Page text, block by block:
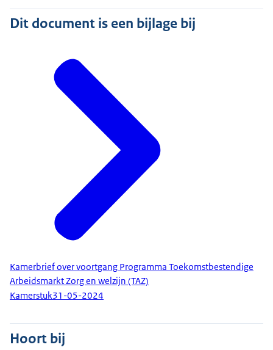
Dit document is een bijlage bij
Kamerbrief over voortgang Programma Toekomstbestendige
Arbeidsmarkt Zorg en welzijn (TAZ)
Kamerstuk31-05-2024
Hoort bij